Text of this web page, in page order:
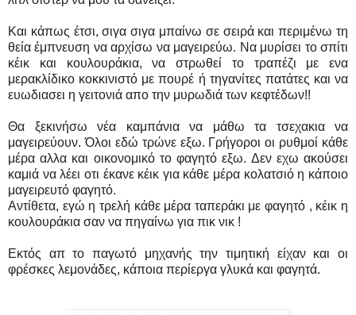
Και κάπως έτσι, σιγα σιγα μπαίνω σε σειρά και περιμένω τη
θεία έμπνευση να αρχίσω να μαγειρεύω. Να μυρίσει το σπίτι
κέικ και κουλουράκια, να στρωθεί το τραπέζι με ενα
μερακλίδικο κοκκινιστό με πουρέ ή τηγανίτες πατάτες και να
ευωδιασει η γειτονιά απο την μυρωδιά των κεφτέδων!!
Θα ξεκινήσω νέα καμπάνια να μάθω τα τσεχακια να
μαγειρεύουν. Όλοι εδώ τρώνε εξω. Γρήγοροι οι ρυθμοί κάθε
μέρα αλλα και οικονομικό το φαγητό εξω. Δεν εχω ακούσει
καμιά να λέει οτι έκανε κέικ για κάθε μέρα κολατσιό η κάποιο
μαγειρευτό φαγητό.
Αντίθετα, εγώ η τρελή κάθε μέρα ταπεράκι με φαγητό , κέικ η
κουλουράκια σαν να πηγαίνω για πικ νικ !
Εκτός απ το παγωτό μηχανής την τιμητική είχαν και οι
φρέσκες λεμονάδες, κάποια περίεργα γλυκά και φαγητά.